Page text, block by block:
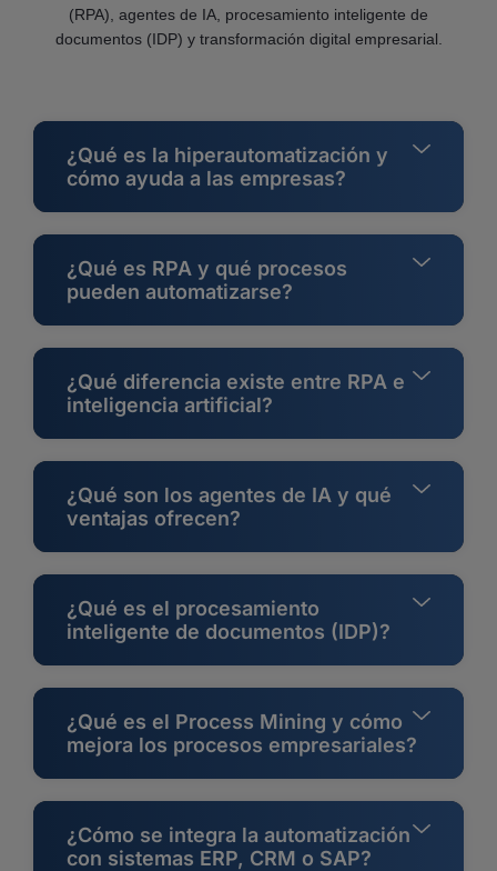
(RPA), agentes de IA, procesamiento inteligente de
documentos (IDP) y transformación digital empresarial.
¿Qué es la hiperautomatización y
cómo ayuda a las empresas?
¿Qué es RPA y qué procesos
pueden automatizarse?
¿Qué diferencia existe entre RPA e
inteligencia artificial?
¿Qué son los agentes de IA y qué
ventajas ofrecen?
¿Qué es el procesamiento
inteligente de documentos (IDP)?
¿Qué es el Process Mining y cómo
mejora los procesos empresariales?
¿Cómo se integra la automatización
con sistemas ERP, CRM o SAP?